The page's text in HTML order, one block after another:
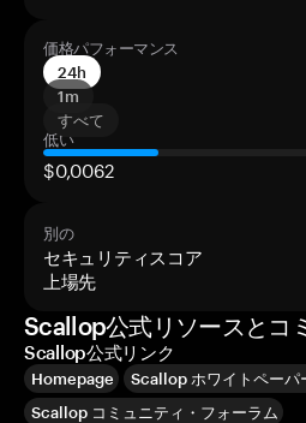
価格パフォーマンス
24h
1m
すべて
低い
$0,0062
別の
セキュリティスコア
上場先
Scallop公式リソースとコ
Scallop公式リンク
Homepage
Scallop ホワイトペーパ
Scallop コミュニティ・フォーラム